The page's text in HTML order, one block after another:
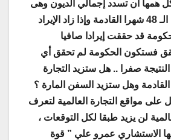
همها أن تسدد إجمالي الديون وهى
112 مليار جنية في الـ 48 شهرا القادمة وإذا زاد الإيراد
قد حققت إيرادا صافيا
فستكون الحكومة لم تحقق أي
صفرا .. هل ستزيد التجارة
القادمة وهل ستزيد السفن المارة ؟
مواقع التجارة العالمية لتعرف
لن يزيد طبقا لكل التوقعات ،
الاستشاري عمرو علي ” قوة